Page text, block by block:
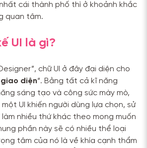
cái thành phố thì ở khoảnh khắc
quan tâm.
UI là gì?
chữ UI ở đây đại diện cho
diện“. Bằng tất cả kĩ năng
sáng tạo và công sức mày mò,
UI khiến người dùng lựa chọn, sử
nhiều thứ khác theo mong muốn
phần này sẽ có nhiều thể loại
tâm của nó là về khía cạnh thẩm